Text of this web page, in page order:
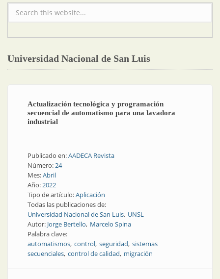
Formulario de búsqueda
Universidad Nacional de San Luis
Actualización tecnológica y programación
secuencial de automatismo para una lavadora
industrial
Publicado en:AADECA Revista
Número:24
Mes:Abril
Año:2022
Tipo de artículo:Aplicación
Todas las publicaciones de:
Universidad Nacional de San Luis UNSL
Autor: Jorge Bertello Marcelo Spina
Palabra clave:
automatismos control seguridad sistemas
secuenciales control de calidad migración